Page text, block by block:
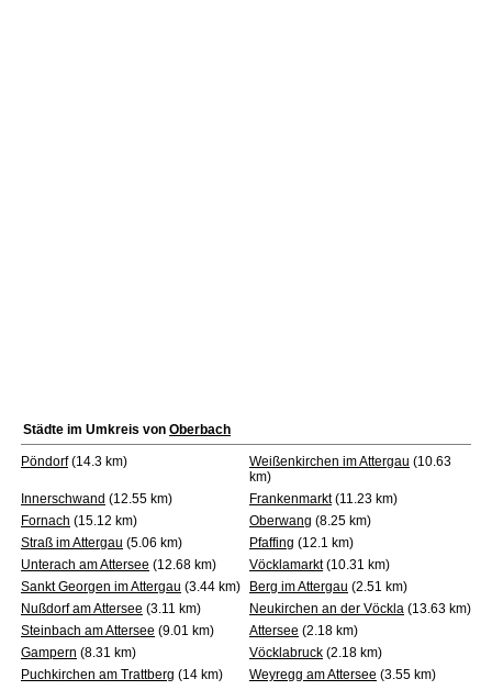
Städte im Umkreis von Oberbach
Pöndorf(14.3 km) Weißenkirchen im Attergau (10.63
km)
Innerschwand (12.55 km) Frankenmarkt(11.23 km)
Fornach (15.12 km) Oberwang (8.25 km)
Straß im Attergau (5.06 km) Pfaffing (12.1 km)
Unterach am Attersee (12.68 km) Vöcklamarkt(10.31 km)
Sankt Georgen im Attergau (3.44 km) Berg im Attergau (2.51 km)
Nußdorf am Attersee (3.11 km) Neukirchen an der Vöckla (13.63 km)
Steinbach am Attersee (9.01 km) Attersee (2.18 km)
Gampern (8.31 km) Vöcklabruck (2.18 km)
Puchkirchen am Trattberg (14 km) Weyregg am Attersee (3.55 km)